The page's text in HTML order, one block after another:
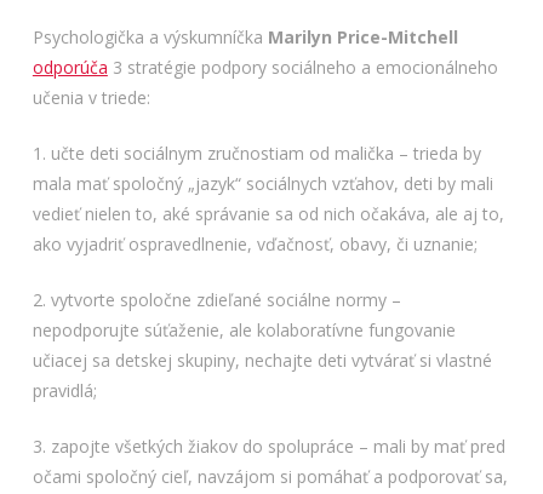
Psychologička a výskumníčka Marilyn Price-Mitchell
odporúča 3 stratégie podpory sociálneho a emocionálneho
učenia v triede:
1. učte deti sociálnym zručnostiam od malička – trieda by
mala mať spoločný „jazyk“ sociálnych vzťahov, deti by mali
vedieť nielen to, aké správanie sa od nich očakáva, ale aj to,
ako vyjadriť ospravedlnenie, vďačnosť, obavy, či uznanie;
2. vytvorte spoločne zdieľané sociálne normy –
nepodporujte súťaženie, ale kolaboratívne fungovanie
učiacej sa detskej skupiny, nechajte deti vytvárať si vlastné
pravidlá;
3. zapojte všetkých žiakov do spolupráce – mali by mať pred
očami spoločný cieľ, navzájom si pomáhať a podporovať sa,